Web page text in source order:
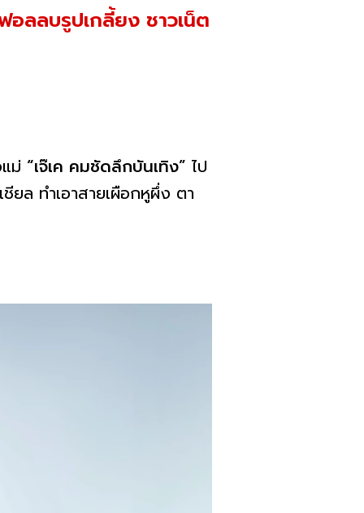
อลลบรูปเกลี้ยง ชาวเน็ต
ม่ “เจ๊เค คมชัดลึกบันเทิง” ไป
ยล ทำเอาสายเผือกหูผึ่ง ตา